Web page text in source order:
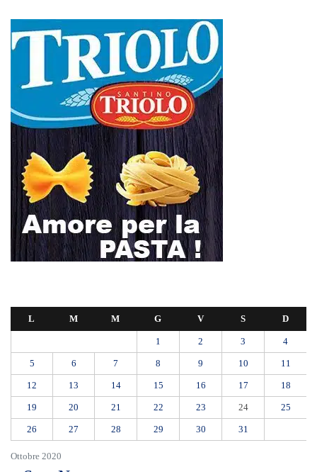
Ottobre 2020
L M M G V S D
1 2 3 4
5 6 7 8 9 10 11
12 13 14 15 16 17 18
19 20 21 22 23 24 25
26 27 28 29 30 31